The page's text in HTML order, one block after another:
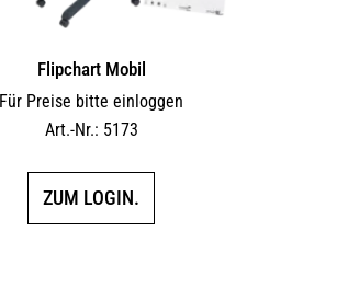
Flipchart Mobil
Für Preise bitte einloggen
Art.-Nr.: 5173
ZUM LOGIN.